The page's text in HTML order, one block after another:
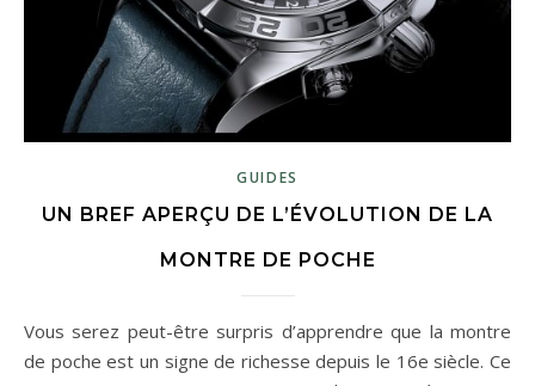
GUIDES
UN BREF APERÇU DE L’ÉVOLUTION DE LA
MONTRE DE POCHE
Vous serez peut-être surpris d’apprendre que la montre
de poche est un signe de richesse depuis le 16e siècle. Ce